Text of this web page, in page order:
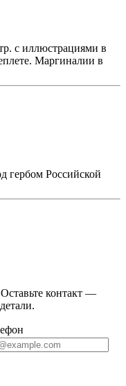
с иллюстрациями в
Маргиналии в
гербом Российской
контакт —